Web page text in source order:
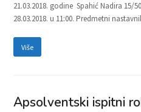
21.03.2018. godine Spahić Nadira 15/
28.03.2018. u 11:00. Predmetni
Više
Apsolventski ispitni